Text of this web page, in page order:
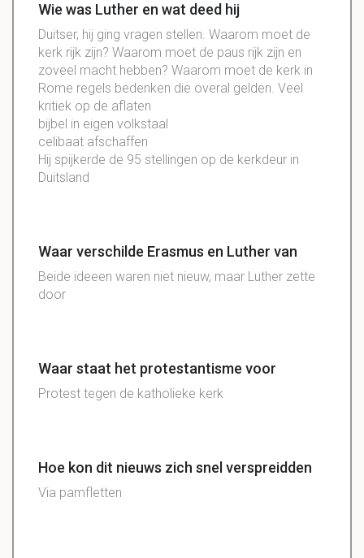
Wie was Luther en wat deed hij
Duitser, hij ging vragen stellen. Waarom moet de
kerk rijk zijn? Waarom moet de paus rijk zijn en
zoveel macht hebben? Waarom moet de kerk in
Rome regels bedenken die overal gelden. Veel
kritiek op de aflaten
bijbel in eigen volkstaal
celibaat afschaffen
Hij spijkerde de 95 stellingen op de kerkdeur in
Duitsland
Waar verschilde Erasmus en Luther van
Beide ideeen waren niet nieuw, maar Luther zette
door
Waar staat het protestantisme voor
Protest tegen de katholieke kerk
Hoe kon dit nieuws zich snel verspreidden
Via pamfletten